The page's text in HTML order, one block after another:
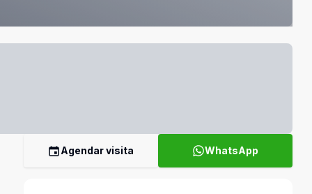
Agendar visita WhatsApp